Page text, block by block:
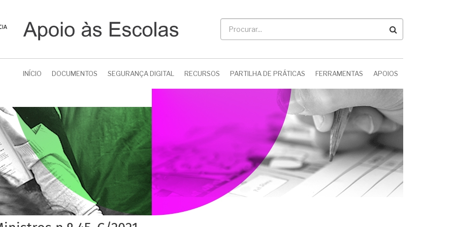
INÍCIO DOCUMENTOS SEGURANÇA DIGITAL RECURSOS PARTILHA DE PRÁTICAS FERRAMENTAS APOIOS